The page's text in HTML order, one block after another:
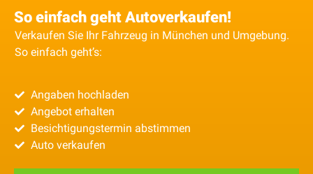
So einfach geht Autoverkaufen!
Verkaufen Sie Ihr Fahrzeug in München und Umgebung.
So einfach geht’s:
Angaben hochladen
Angebot erhalten
Besichtigungstermin abstimmen
Auto verkaufen